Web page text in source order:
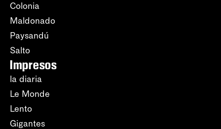
Colonia
Maldonado
Paysandú
Salto
Impresos
la diaria
Le Monde
Lento
Gigantes